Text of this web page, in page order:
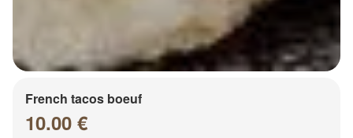
French tacos boeuf
10.00 €